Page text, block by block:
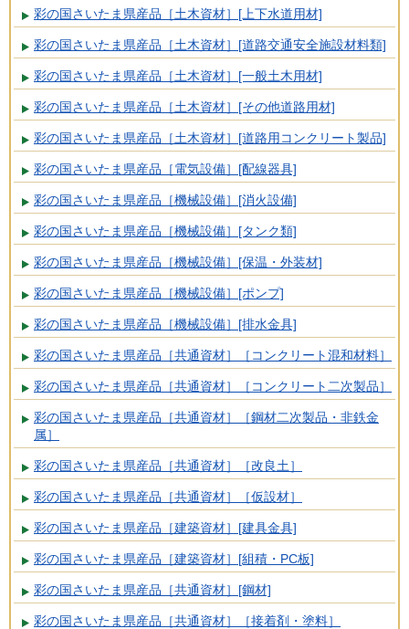
彩の国さいたま県産品［土木資材］[上下水道用材]
彩の国さいたま県産品［土木資材］[道路交通安全施設材料類]
彩の国さいたま県産品［土木資材］[一般土木用材]
彩の国さいたま県産品［土木資材］[その他道路用材]
彩の国さいたま県産品［土木資材］[道路用コンクリート製品]
彩の国さいたま県産品［電気設備］[配線器具]
彩の国さいたま県産品［機械設備］[消火設備]
彩の国さいたま県産品［機械設備］[タンク類]
彩の国さいたま県産品［機械設備］[保温・外装材]
彩の国さいたま県産品［機械設備］[ポンプ]
彩の国さいたま県産品［機械設備］[排水金具]
彩の国さいたま県産品［共通資材］［コンクリート混和材料］
彩の国さいたま県産品［共通資材］［コンクリート二次製品］
彩の国さいたま県産品［共通資材］［鋼材二次製品・非鉄金
属］
彩の国さいたま県産品［共通資材］［改良土］
彩の国さいたま県産品［共通資材］［仮設材］
彩の国さいたま県産品［建築資材］[建具金具]
彩の国さいたま県産品［建築資材］[組積・PC板]
彩の国さいたま県産品［共通資材］[鋼材]
彩の国さいたま県産品［共通資材］［接着剤・塗料］